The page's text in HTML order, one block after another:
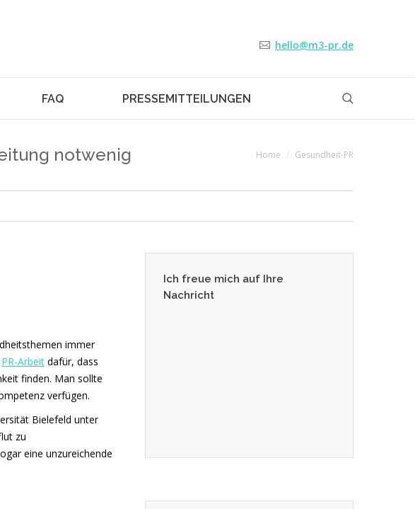
hello@m3-pr.de
FAQ PRESSEMITTEILUNGEN
notwenig You are here:
Home Gesundheit-PR
immer
PR-Arbeit dafür, dass
finden. Man sollte
verfügen.
Bielefeld unter
zu
eine unzureichende
Ich freue mich auf Ihre
Nachricht